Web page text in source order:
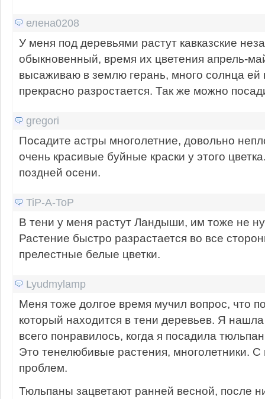
елена0208
У меня под деревьями растут кавказские
обыкновенный, время их цветения апрель-
высаживаю в землю герань, много солнца ей
прекрасно разростается. Так же можно
gregori
Посадите астры многолетние, довольно
очень красивые буйные краски у этого
поздней осени.
TiP-A-ToP
В тени у меня растут Ландыши, им тоже не
Растение быстро разрастается во все
прелестные белые цветки.
Lyudmylamp
Меня тоже долгое время мучил вопрос, что
который находится в тени деревьев. Я
всего понравилось, когда я посадила
Это тенелюбивые растения, многолетники.
проблем.
Тюльпаны зацветают ранней весной, после